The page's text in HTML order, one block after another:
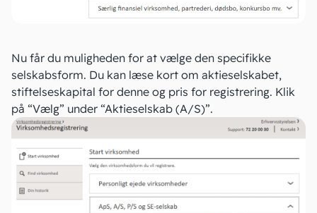
Nu får du muligheden for at vælge den specifikke
selskabsform. Du kan læse kort om aktieselskabet,
stiftelseskapital for denne og pris for registrering. Klik
på “Vælg” under “Aktieselskab (A/S)”.